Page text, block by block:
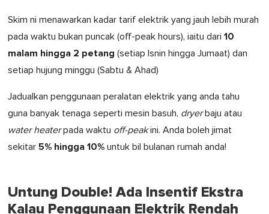
Skim ni menawarkan kadar tarif elektrik yang jauh lebih murah
pada waktu bukan puncak (off-peak hours), iaitu dari 10
malam hingga 2 petang (setiap Isnin hingga Jumaat) dan
setiap hujung minggu (Sabtu & Ahad)
Jadualkan penggunaan peralatan elektrik yang anda tahu
guna banyak tenaga seperti mesin basuh, dryerbaju atau
water heaterpada waktu off-peakini. Anda boleh jimat
sekitar 5% hingga 10% untuk bil bulanan rumah anda!
Untung Double! Ada Insentif Ekstra
Kalau Penggunaan Elektrik Rendah